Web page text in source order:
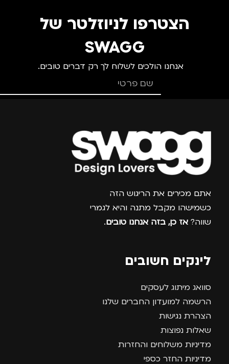
הצטרפו לניוזלטר של
SWAGG
אנחנו הולכים לשלוח לך רק דברים טובים.
צרפו אותי למועדון
אתם מכירים את הריגוש הזה
כשמישהו מקבל מתנה והיא לגמרי
שווה? אז כן, בזה אנחנו טובים.
לינקים חשובים
סוואג מיתוג לעסקים
הרשמה למועדון החברים שלנו
הצהרת נגישות
שאלות נפוצות
מדיניות משלוחים והחזרות
מדיניות החזר כספי